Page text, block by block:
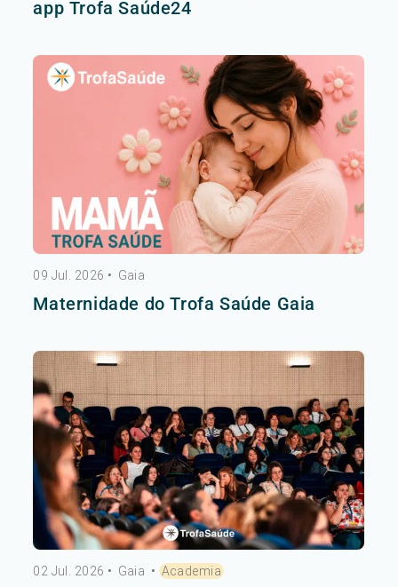
app Trofa Saúde24
09 Jul. 2026 • Gaia
Maternidade do Trofa Saúde Gaia
02 Jul. 2026 • Gaia • Academia